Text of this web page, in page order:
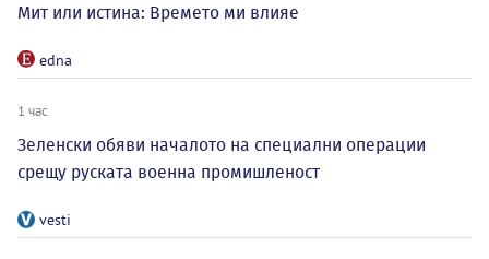
Мит или истина: Времето ми влияе
edna
1 час
Зеленски обяви началото на специални операции
срещу руската военна промишленост
vesti